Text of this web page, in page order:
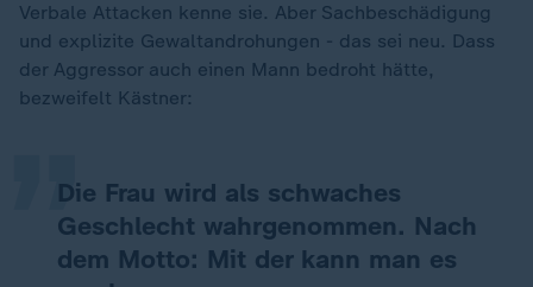
Verbale Attacken kenne sie. Aber Sachbeschädigung
und explizite Gewaltandrohungen - das sei neu. Dass
der Aggressor auch einen Mann bedroht hätte,
bezweifelt Kästner:
Die Frau wird als schwaches
Geschlecht wahrgenommen. Nach
dem Motto: Mit der kann man es
„